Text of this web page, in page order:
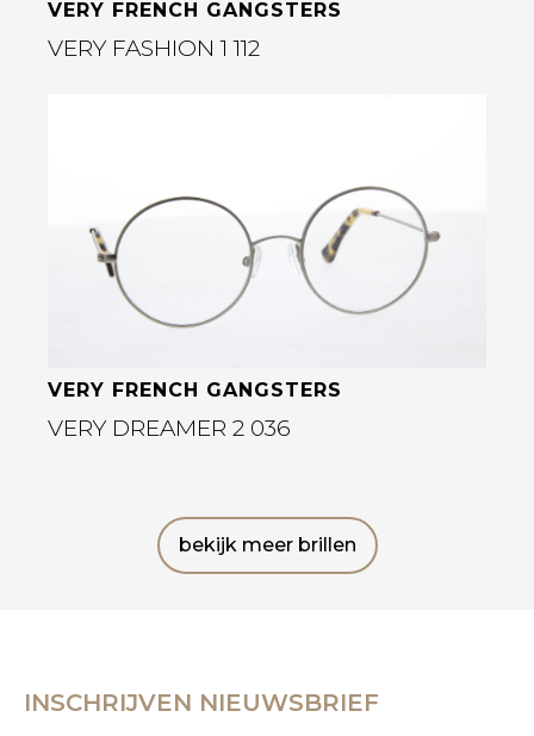
VERY FRENCH GANGSTERS
VERY FASHION 1 112
VERY FRENCH GANGSTERS
VERY DREAMER 2 036
bekijk meer brillen
INSCHRIJVEN NIEUWSBRIEF